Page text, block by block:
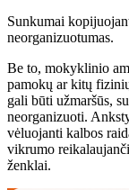
Sunkumai
neorganizuotumas.
Be to, mokyklinio
pamokų ar kitų
gali būti užmaršūs,
neorganizuoti.
vėluojanti kalbos
vikrumo
ženklai.